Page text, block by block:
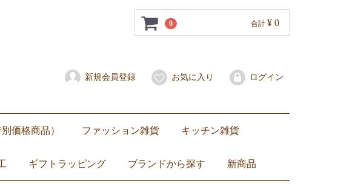
0 合計 ¥ 0
新規会員登録 お気に入り ログイン
価格商品） ファッション雑貨
水着・サンダル
スカーフ
子ども服
バッグ トートバッグ
ショルダーバッグ
ハンドバッグ
エコバッグ
子ども用バッグ
ポーチ
財布・コインケース
携帯用爪楊枝入れ
その他
キッチン雑貨
琺瑯（ホーロー）
セラドン焼き
ベンジャロン焼き
食器
マグカップ・グラス
カトラリー・お箸
箸置き
ミトン
卓上小物
ギフトラッピング ブランドから探す 新商品